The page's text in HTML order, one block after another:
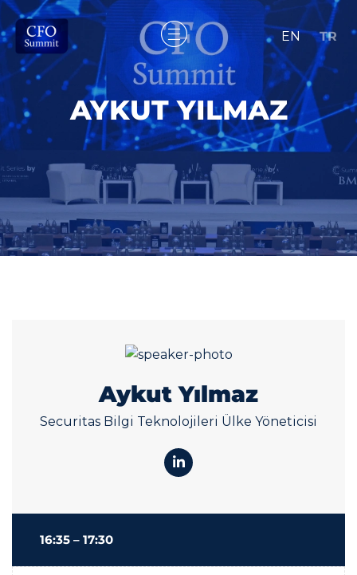
EN TR
AYKUT YILMAZ
Aykut Yılmaz
Securitas Bilgi Teknolojileri Ülke Yöneticisi
16:35 – 17:30